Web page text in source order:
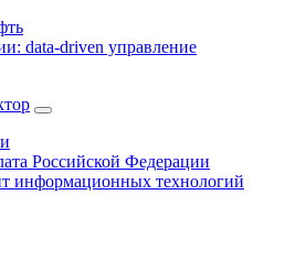
data-driven управление
Российской Федерации
информационных технологий